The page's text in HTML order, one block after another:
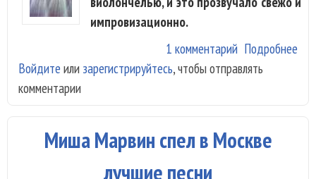
импровизационно.
Подробнее
1 комментарий
Войдите или зарегистрируйтесь, чтобы отправлять
комментарии
Миша Марвин спел в Москве
лучшие песни